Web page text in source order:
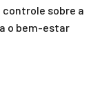
controle sobre a
o bem-estar